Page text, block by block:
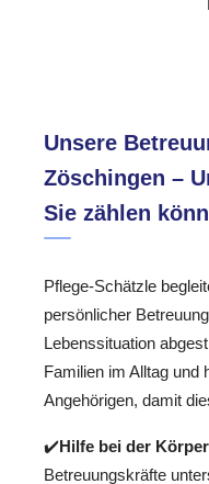
Unsere
Zöschingen –
Sie zählen
Pflege-Schätzle
persönlicher
Lebenssituation
Familien im Alltag und
Angehörigen, damit
✔️Hilfe bei der
Betreuungskräfte